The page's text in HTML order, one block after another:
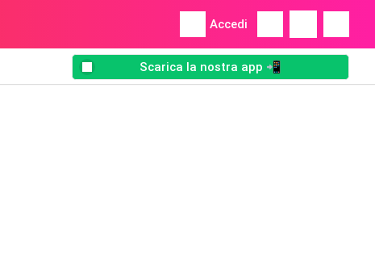
Accedi
Scarica la nostra app 📲